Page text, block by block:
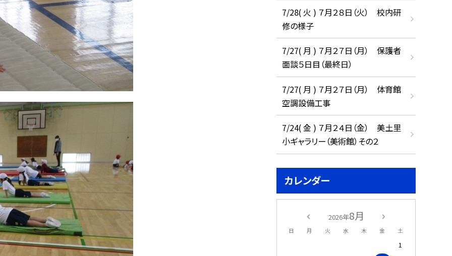
7/28( 火 ) ７月２８日（火） 校内研
修の様子
7/27( 月 ) ７月２７日（月） 保護者
面談５日目（最終日）
7/27( 月 ) ７月２７日（月） 体育館
空調設備工事
7/24( 金 ) ７月２４日（金） 美土里
小ギャラリー（美術館）その２
カレンダー
2026年8月
日 月 火 水 木 金 土
1